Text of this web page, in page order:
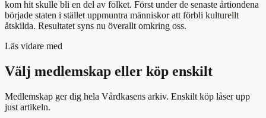
kom hit skulle bli en del av folket. Först under de senaste årtiondena
började staten i stället uppmuntra människor att förbli kulturellt
åtskilda. Resultatet syns nu överallt omkring oss.
Läs vidare med
Välj medlemskap eller köp enskilt
Medlemskap ger dig hela Vårdkasens arkiv. Enskilt köp låser upp
just artikeln.